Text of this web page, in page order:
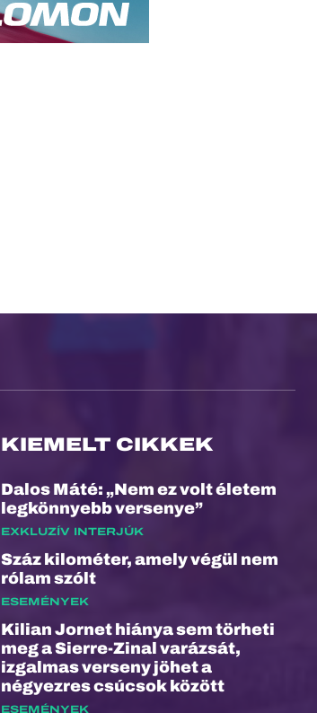
KIEMELT CIKKEK
Dalos Máté: „Nem ez volt életem
legkönnyebb versenye”
EXKLUZÍV INTERJÚK
Száz kilométer, amely végül nem
rólam szólt
ESEMÉNYEK
Kilian Jornet hiánya sem törheti
meg a Sierre-Zinal varázsát,
izgalmas verseny jöhet a
négyezres csúcsok között